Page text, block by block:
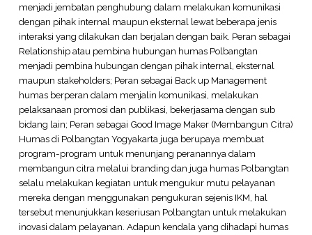
menjadi jembatan penghubung dalam melakukan komunikasi
dengan pihak internal maupun eksternal lewat beberapa jenis
interaksi yang dilakukan dan berjalan dengan baik. Peran sebagai
Relationship atau pembina hubungan humas Polbangtan
menjadi pembina hubungan dengan pihak internal, eksternal
maupun stakeholders; Peran sebagai Back up Management
humas berperan dalam menjalin komunikasi, melakukan
pelaksanaan promosi dan publikasi, bekerjasama dengan sub
bidang lain; Peran sebagai Good Image Maker (Membangun Citra)
Humas di Polbangtan Yogyakarta juga berupaya membuat
program-program untuk menunjang peranannya dalam
membangun citra melalui branding dan juga humas Polbangtan
selalu melakukan kegiatan untuk mengukur mutu pelayanan
mereka dengan menggunakan pengukuran sejenis IKM, hal
tersebut menunjukkan keseriusan Polbangtan untuk melakukan
inovasi dalam pelayanan. Adapun kendala yang dihadapi humas